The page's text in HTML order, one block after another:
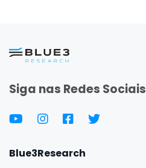
Siga nas Redes Sociais
Blue3Research